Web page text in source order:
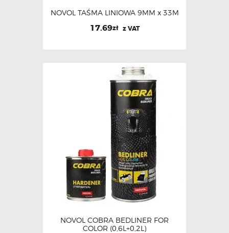
NOVOL TAŚMA LINIOWA 9MM x 33M
17.69zł z VAT
NOVOL COBRA BEDLINER FOR
COLOR (0,6L+0,2L)